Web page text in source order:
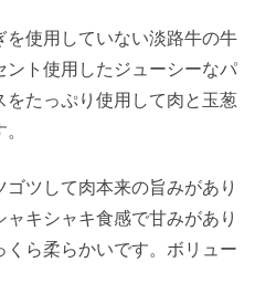
使用していない淡路牛の牛
ト使用したジューシーなパ
たっぷり使用して肉と玉葱
ツして肉本来の旨みがあり
キシャキ食感で甘みがあり
くら柔らかいです。ボリュー